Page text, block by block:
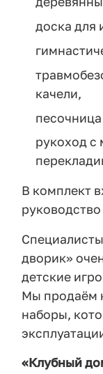
доска для
качели,
песочница
рукоход с
В комплект
дворик»
детские
Мы продаём
наборы,
«Клубный